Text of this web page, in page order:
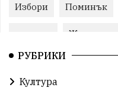
Избори Поминък
РУБРИКИ
Култура